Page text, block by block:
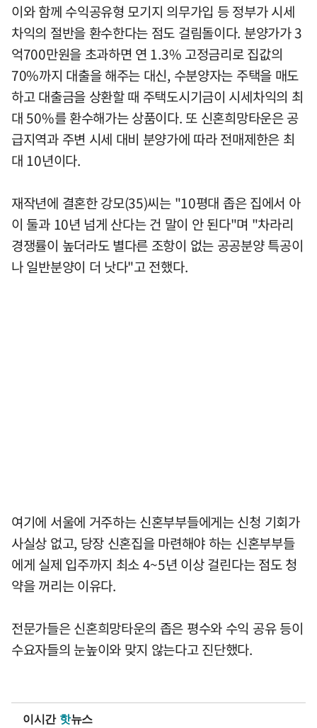
이와 함께 수익공유형 모기지 의무가입 등 정부가 시세
차익의 절반을 환수한다는 점도 걸림돌이다. 분양가가 3
억700만원을 초과하면 연 1.3% 고정금리로 집값의
70%까지 대출을 해주는 대신, 수분양자는 주택을 매도
하고 대출금을 상환할 때 주택도시기금이 시세차익의 최
대 50%를 환수해가는 상품이다. 또 신혼희망타운은 공
급지역과 주변 시세 대비 분양가에 따라 전매제한은 최
대 10년이다.
재작년에 결혼한 강모(35)씨는 "10평대 좁은 집에서 아
이 둘과 10년 넘게 산다는 건 말이 안 된다"며 "차라리
경쟁률이 높더라도 별다른 조항이 없는 공공분양 특공이
나 일반분양이 더 낫다"고 전했다.
여기에 서울에 거주하는 신혼부부들에게는 신청 기회가
사실상 없고, 당장 신혼집을 마련해야 하는 신혼부부들
에게 실제 입주까지 최소 4~5년 이상 걸린다는 점도 청
약을 꺼리는 이유다.
전문가들은 신혼희망타운의 좁은 평수와 수익 공유 등이
수요자들의 눈높이와 맞지 않는다고 진단했다.
이시간 핫뉴스